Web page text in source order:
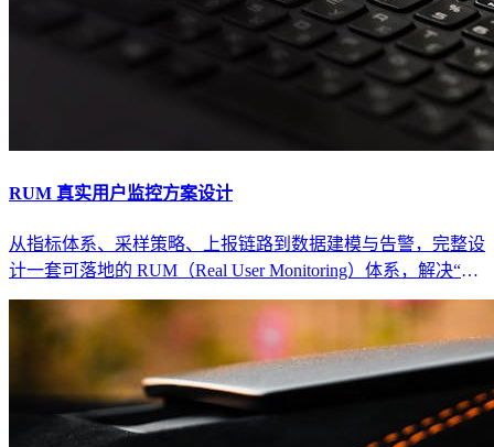
RUM 真实用户监控方案设计
从指标体系、采样策略、上报链路到数据建模与告警，完整设
计一套可落地的 RUM（Real User Monitoring）体系，解决“线
上性能到底怎样”的问题。